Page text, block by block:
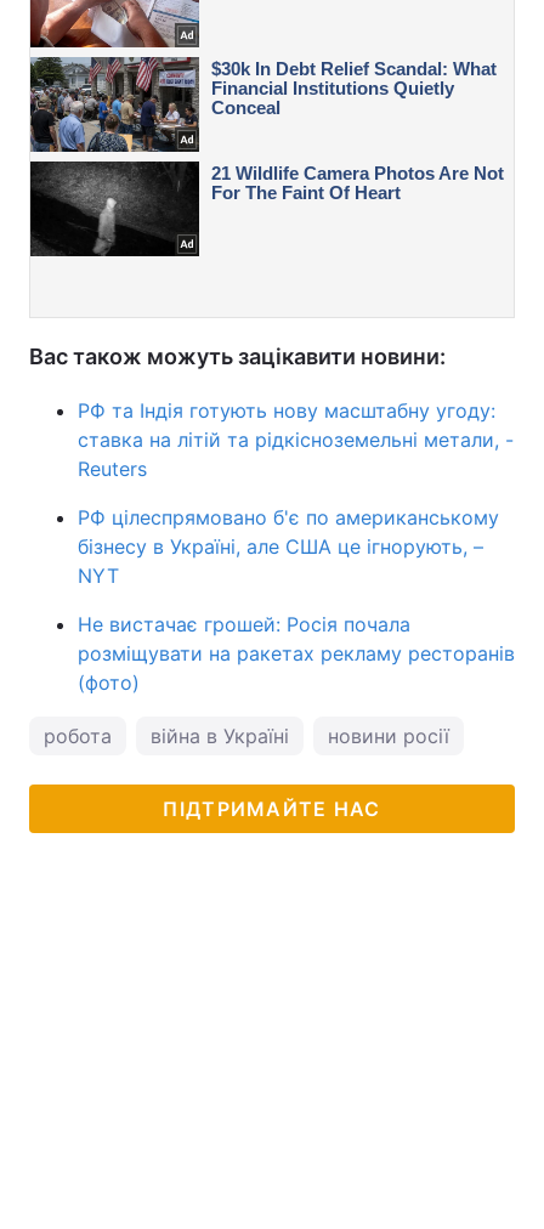
Вас також можуть зацікавити новини:
РФ та Індія готують нову масштабну угоду:
ставка на літій та рідкісноземельні метали, -
Reuters
РФ цілеспрямовано б'є по американському
бізнесу в Україні, але США це ігнорують, –
NYT
Не вистачає грошей: Росія почала
розміщувати на ракетах рекламу ресторанів
(фото)
робота війна в Україні новини росії
ПІДТРИМАЙТЕ НАС